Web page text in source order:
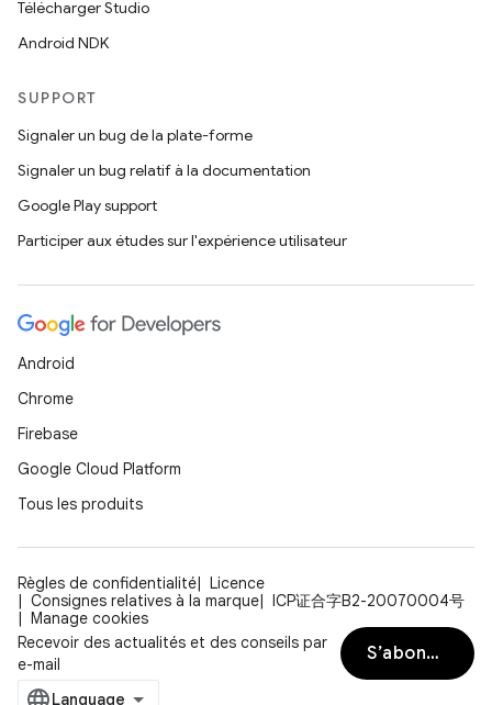
Télécharger Studio
Android NDK
SUPPORT
Signaler un bug de la plate-forme
Signaler un bug relatif à la documentation
Google Play support
Participer aux études sur l'expérience utilisateur
Android
Chrome
Firebase
Google Cloud Platform
Tous les produits
Règles de confidentialité
Licence
Consignes relatives à la marque
ICP证合字B2-20070004号
Manage cookies
Recevoir des actualités et des conseils par
e-mail
S’abonner